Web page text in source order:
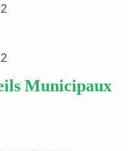
Municipaux